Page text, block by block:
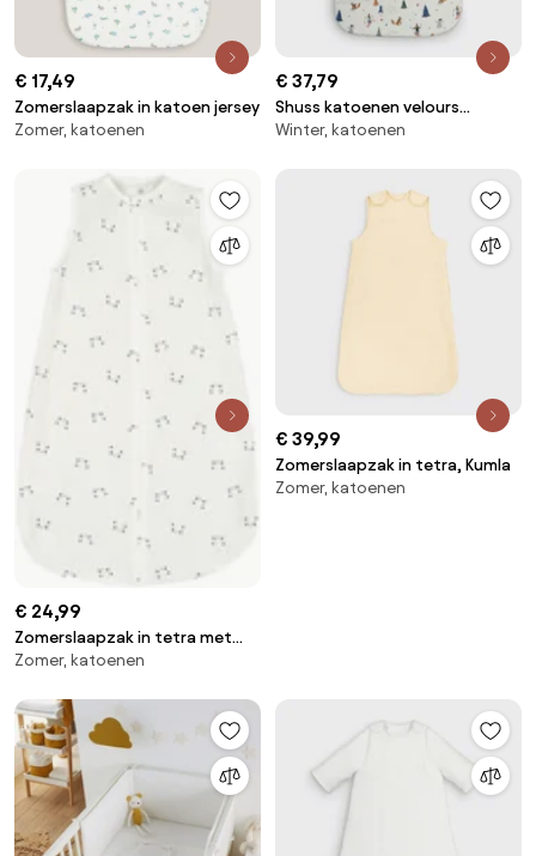
€ 17,49
Zomerslaapzak in katoen jersey
Zomer, katoenen
€ 37,79
Shuss katoenen velours
winterslaapzak
Winter, katoenen
€ 24,99
Zomerslaapzak in tetra met
panda motiefjes, zomer
Zomer, katoenen
€ 39,99
Zomerslaapzak in tetra, Kumla
Zomer, katoenen